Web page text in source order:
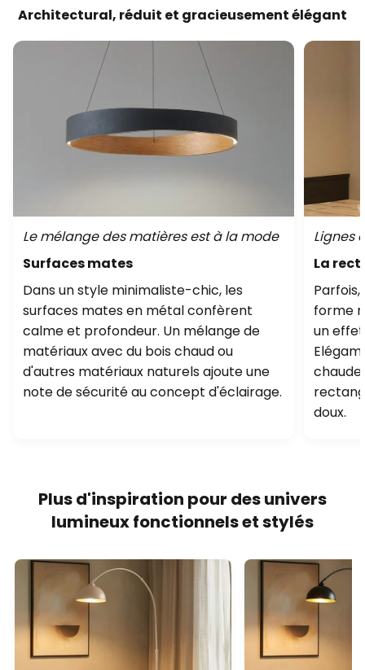
Architectural, réduit et gracieusement élégant
Le mélange des matières est à la mode
Surfaces mates
Dans un style minimaliste-chic, les
surfaces mates en métal confèrent
calme et profondeur. Un mélange de
matériaux avec du bois chaud ou
d'autres matériaux naturels ajoute une
note de sécurité au concept d'éclairage.
Lignes
La
forme
un effet
doux.
Plus d'inspiration pour des univers
lumineux fonctionnels et stylés